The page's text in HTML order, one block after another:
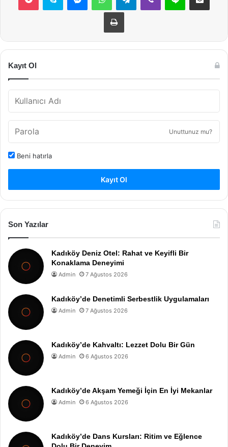
Yazdır
Kayıt Ol
Unuttunuz mu?
Beni hatırla
Kayıt Ol
Son Yazılar
Kadıköy Deniz Otel: Rahat ve Keyifli Bir
Konaklama Deneyimi
Admin 7 Ağustos 2026
Kadıköy’de Denetimli Serbestlik Uygulamaları
Admin 7 Ağustos 2026
Kadıköy’de Kahvaltı: Lezzet Dolu Bir Gün
Admin 6 Ağustos 2026
Kadıköy’de Akşam Yemeği İçin En İyi Mekanlar
Admin 6 Ağustos 2026
Kadıköy’de Dans Kursları: Ritim ve Eğlence